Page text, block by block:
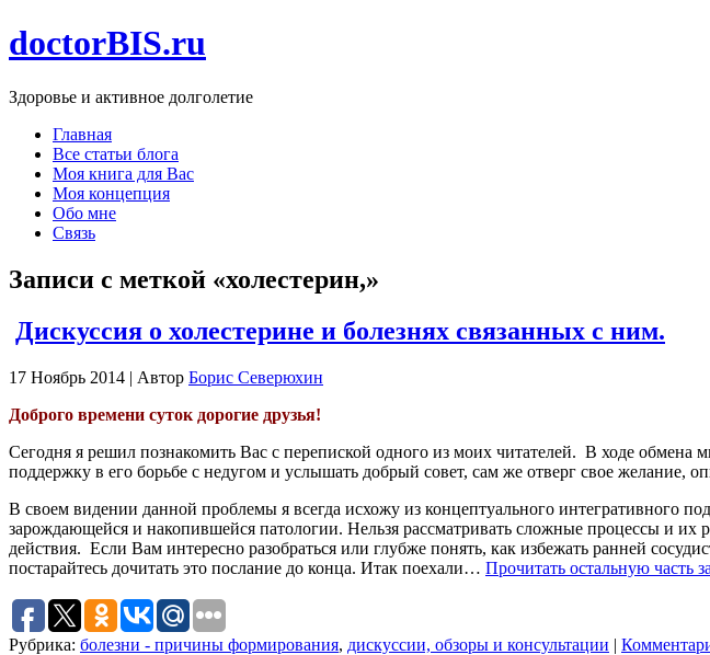
doctorBIS.ru
Здоровье и активное долголетие
Главная
Все статьи блога
Моя книга для Вас
Моя концепция
Обо мне
Связь
Записи с меткой «холестерин,»
Дискуссия о холестерине и болезнях связанных с ним.
17 Ноябрь 2014 | Автор Борис Северюхин
Доброго времени суток дорогие друзья!
Сегодня я решил познакомить Вас с перепиской одного из моих читателей. В ходе
поддержку в его борьбе с недугом и услышать добрый совет, сам же отверг свое желание,
В своем видении данной проблемы я всегда исхожу из концептуального интегративного
зарождающейся и накопившейся патологии. Нельзя рассматривать сложные процессы и
действия. Если Вам интересно разобраться или глубже понять, как избежать ранней
постарайтесь дочитать это послание до конца. Итак поехали… Прочитать остальную часть
Рубрика: болезни - причины формирования, дискуссии, обзоры и консультации |